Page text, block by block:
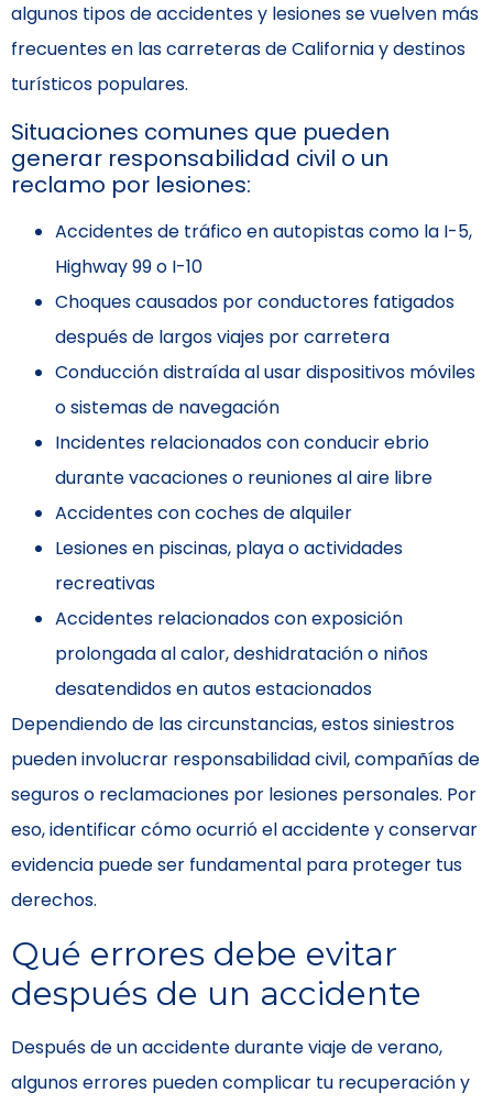
algunos tipos de accidentes y lesiones se vuelven más
frecuentes en las carreteras de California y destinos
turísticos populares.
Situaciones comunes que pueden
generar responsabilidad civil o un
reclamo por lesiones:
Accidentes de tráfico en autopistas como la I-5,
Highway 99 o I-10
Choques causados por conductores fatigados
después de largos viajes por carretera
Conducción distraída al usar dispositivos móviles
o sistemas de navegación
Incidentes relacionados con conducir ebrio
durante vacaciones o reuniones al aire libre
Accidentes con coches de alquiler
Lesiones en piscinas, playa o actividades
recreativas
Accidentes relacionados con exposición
prolongada al calor, deshidratación o niños
desatendidos en autos estacionados
Dependiendo de las circunstancias, estos siniestros
pueden involucrar responsabilidad civil, compañías de
seguros o reclamaciones por lesiones personales. Por
eso, identificar cómo ocurrió el accidente y conservar
evidencia puede ser fundamental para proteger tus
derechos.
Qué errores debe evitar
después de un accidente
Después de un accidente durante viaje de verano,
algunos errores pueden complicar tu recuperación y